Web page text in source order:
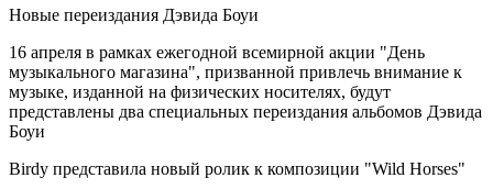
Новые переиздания Дэвида Боуи
16 апреля в рамках ежегодной всемирной акции "День
музыкального магазина", призванной привлечь внимание к
музыке, изданной на физических носителях, будут
представлены два специальных переиздания альбомов Дэвида
Боуи
Birdy представила новый ролик к композиции "Wild Horses"